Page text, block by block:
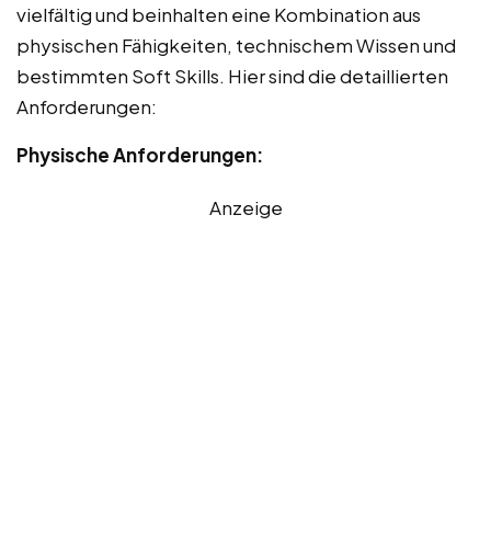
vielfältig und beinhalten eine Kombination aus
physischen Fähigkeiten, technischem Wissen und
bestimmten Soft Skills. Hier sind die detaillierten
Anforderungen:
Physische Anforderungen:
Anzeige